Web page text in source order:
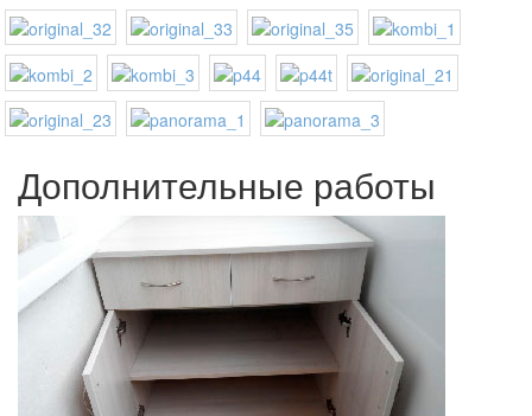
Дополнительные работы